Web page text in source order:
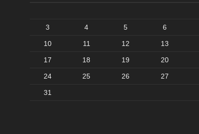
3 4 5 6
10 11 12 13
17 18 19 20
24 25 26 27
31